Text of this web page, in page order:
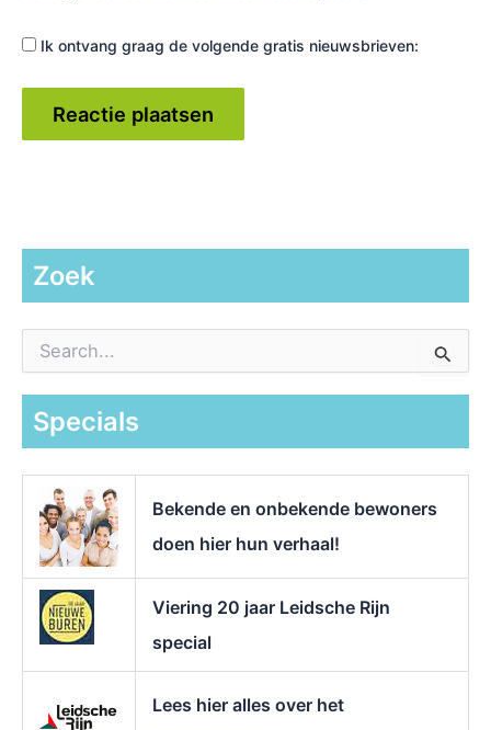
Ik ontvang graag de volgende gratis nieuwsbrieven:
Zoek
a
Specials
Bekende en onbekende bewoners
doen hier hun verhaal!
Viering 20 jaar Leidsche Rijn
special
Lees hier alles over het